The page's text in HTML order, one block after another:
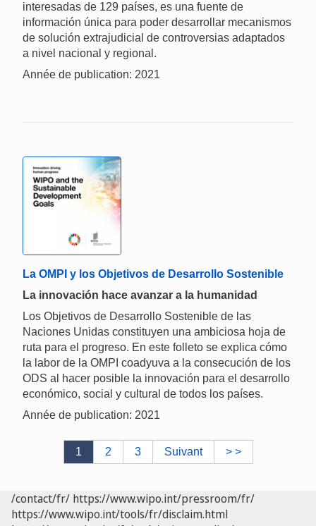
interesadas de 129 países, es una fuente de
información única para poder desarrollar mecanismos
de solución extrajudicial de controversias adaptados
a nivel nacional y regional.
Année de publication: 2021
La OMPI y los Objetivos de Desarrollo Sostenible
La innovación hace avanzar a la humanidad
Los Objetivos de Desarrollo Sostenible de las
Naciones Unidas constituyen una ambiciosa hoja de
ruta para el progreso. En este folleto se explica cómo
la labor de la OMPI coadyuva a la consecución de los
ODS al hacer posible la innovación para el desarrollo
económico, social y cultural de todos los países.
Année de publication: 2021
1 2 3 Suivant > >
/contact/fr/ https://www.wipo.int/pressroom/fr/
https://www.wipo.int/tools/fr/disclaim.html